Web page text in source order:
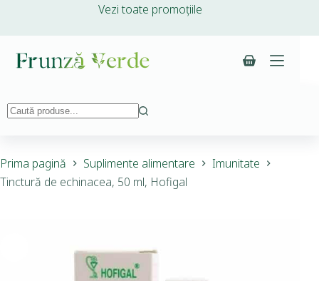
Vezi toate promoțiile
Prima pagină Suplimente alimentare
Imunitate
Tinctură de echinacea, 50 ml, Hofigal